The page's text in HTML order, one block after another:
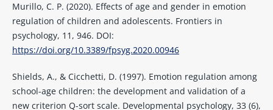
Murillo, C. P. (2020). Effects of age and gender in emotion
regulation of children and adolescents. Frontiers in
psychology, 11, 946. DOI:
https://doi.org/10.3389/fpsyg.2020.00946
Shields, A., & Cicchetti, D. (1997). Emotion regulation among
school-age children: the development and validation of a
new criterion Q-sort scale. Developmental psychology, 33 (6),